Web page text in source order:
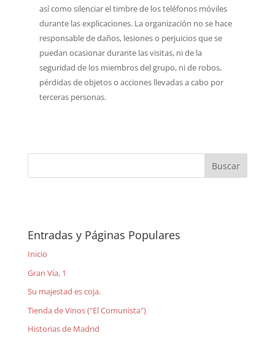
así como silenciar el timbre de los teléfonos móviles
durante las explicaciones. La organización no se hace
responsable de daños, lesiones o perjuicios que se
puedan ocasionar durante las visitas, ni de la
seguridad de los miembros del grupo, ni de robos,
pérdidas de objetos o acciones llevadas a cabo por
terceras personas.
Entradas y Páginas Populares
Inicio
Gran Vía, 1
Su majestad es coja.
Tienda de Vinos ("El Comunista")
Historias de Madrid